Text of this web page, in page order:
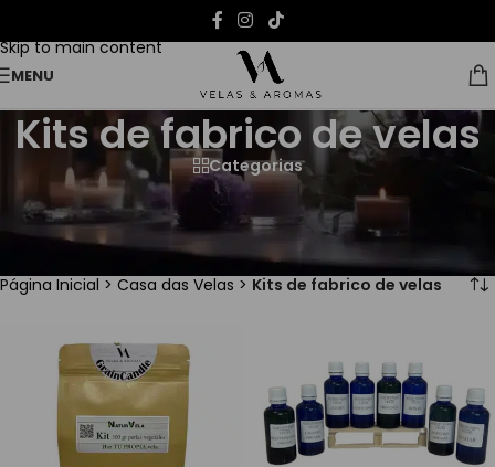
Skip to main content
MENU
Kits de fabrico de velas
Categorias
Dê asas à sua criatividade com os nossos
produtos para
fabrico de velas . Explore e escolha o seu caminho para a
criação!
Página Inicial > Casa das Velas > Kits de fabrico de velas